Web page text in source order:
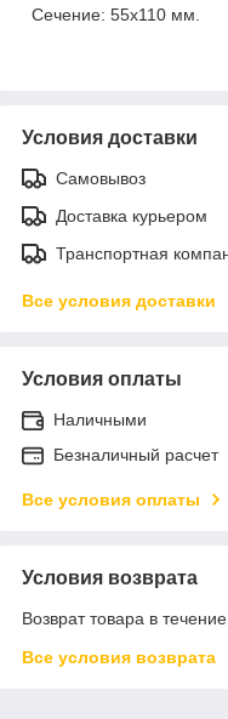
Сечение: 55х110 мм.
Условия доставки
Самовывоз
Доставка курьером
Транспортная
Все условия доставки
Условия оплаты
Наличными
Безналичный расчет
Все условия оплаты
Условия возврата
Возврат товара в
Все условия возврата